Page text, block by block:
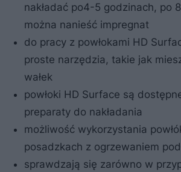
nakładać po4-5 godzinach, po
można nanieść impregnat
do pracy z powłokami HD
proste narzędzia, takie jak
wałek
powłoki HD Surface są
preparaty do nakładania
możliwość wykorzystania
posadzkach z ogrzewaniem
sprawdzają się zarówno w